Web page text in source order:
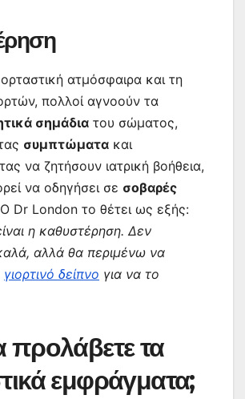
ατμόσφαιρα και τη
πολλοί αγνοούν τα
σημάδια του σώματος,
συμπτώματα και
να ζητήσουν ιατρική βοήθεια,
να οδηγήσει σε σοβαρές
Ο Dr London το θέτει ως εξής:
η καθυστέρηση. Δεν
αλλά θα περιμένω να
γιορτινό δείπνο για να το
τα
εμφράγματα;